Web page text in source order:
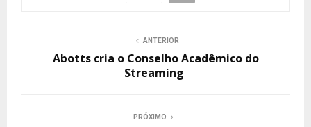
ANTERIOR
Abotts cria o Conselho Acadêmico do
Streaming
PRÓXIMO